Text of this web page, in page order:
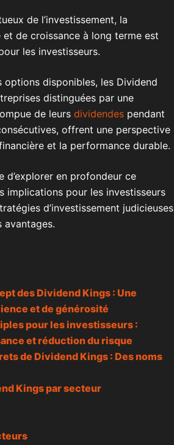
de l’investissement, la
de croissance à long terme est
les investisseurs.
options disponibles, les Dividend
distinguées par une
de leurs dividendes pendant
offrent une perspective
et la performance durable.
d’explorer en profondeur ce
implications pour les investisseurs
d’investissement judicieuses
des Dividend Kings : Une
et de générosité
pour les investisseurs :
et réduction du risque
de Dividend Kings : Des noms
Kings par secteur